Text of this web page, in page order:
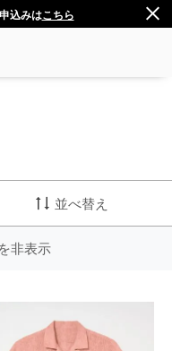
込みはこちら
並べ替え
非表示